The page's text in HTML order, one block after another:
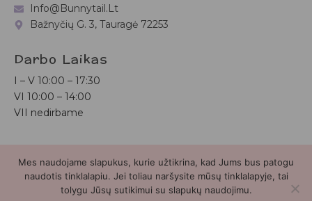
Info@bunnytail.lt
Bažnyčių G. 3, Tauragė 72253
Darbo Laikas
I – V 10:00 – 17:30
VI 10:00 – 14:00
VII nedirbame
Bunnytail.lt| Copyright 2026 | Svetainė sukurtaMyra.lt
Mes naudojame slapukus, kurie užtikrina, kad Jums bus patogu
naudotis tinklalapiu. Jei toliau naršysite mūsų tinklalapyje, tai
tolygu Jūsų sutikimui su slapukų naudojimu.